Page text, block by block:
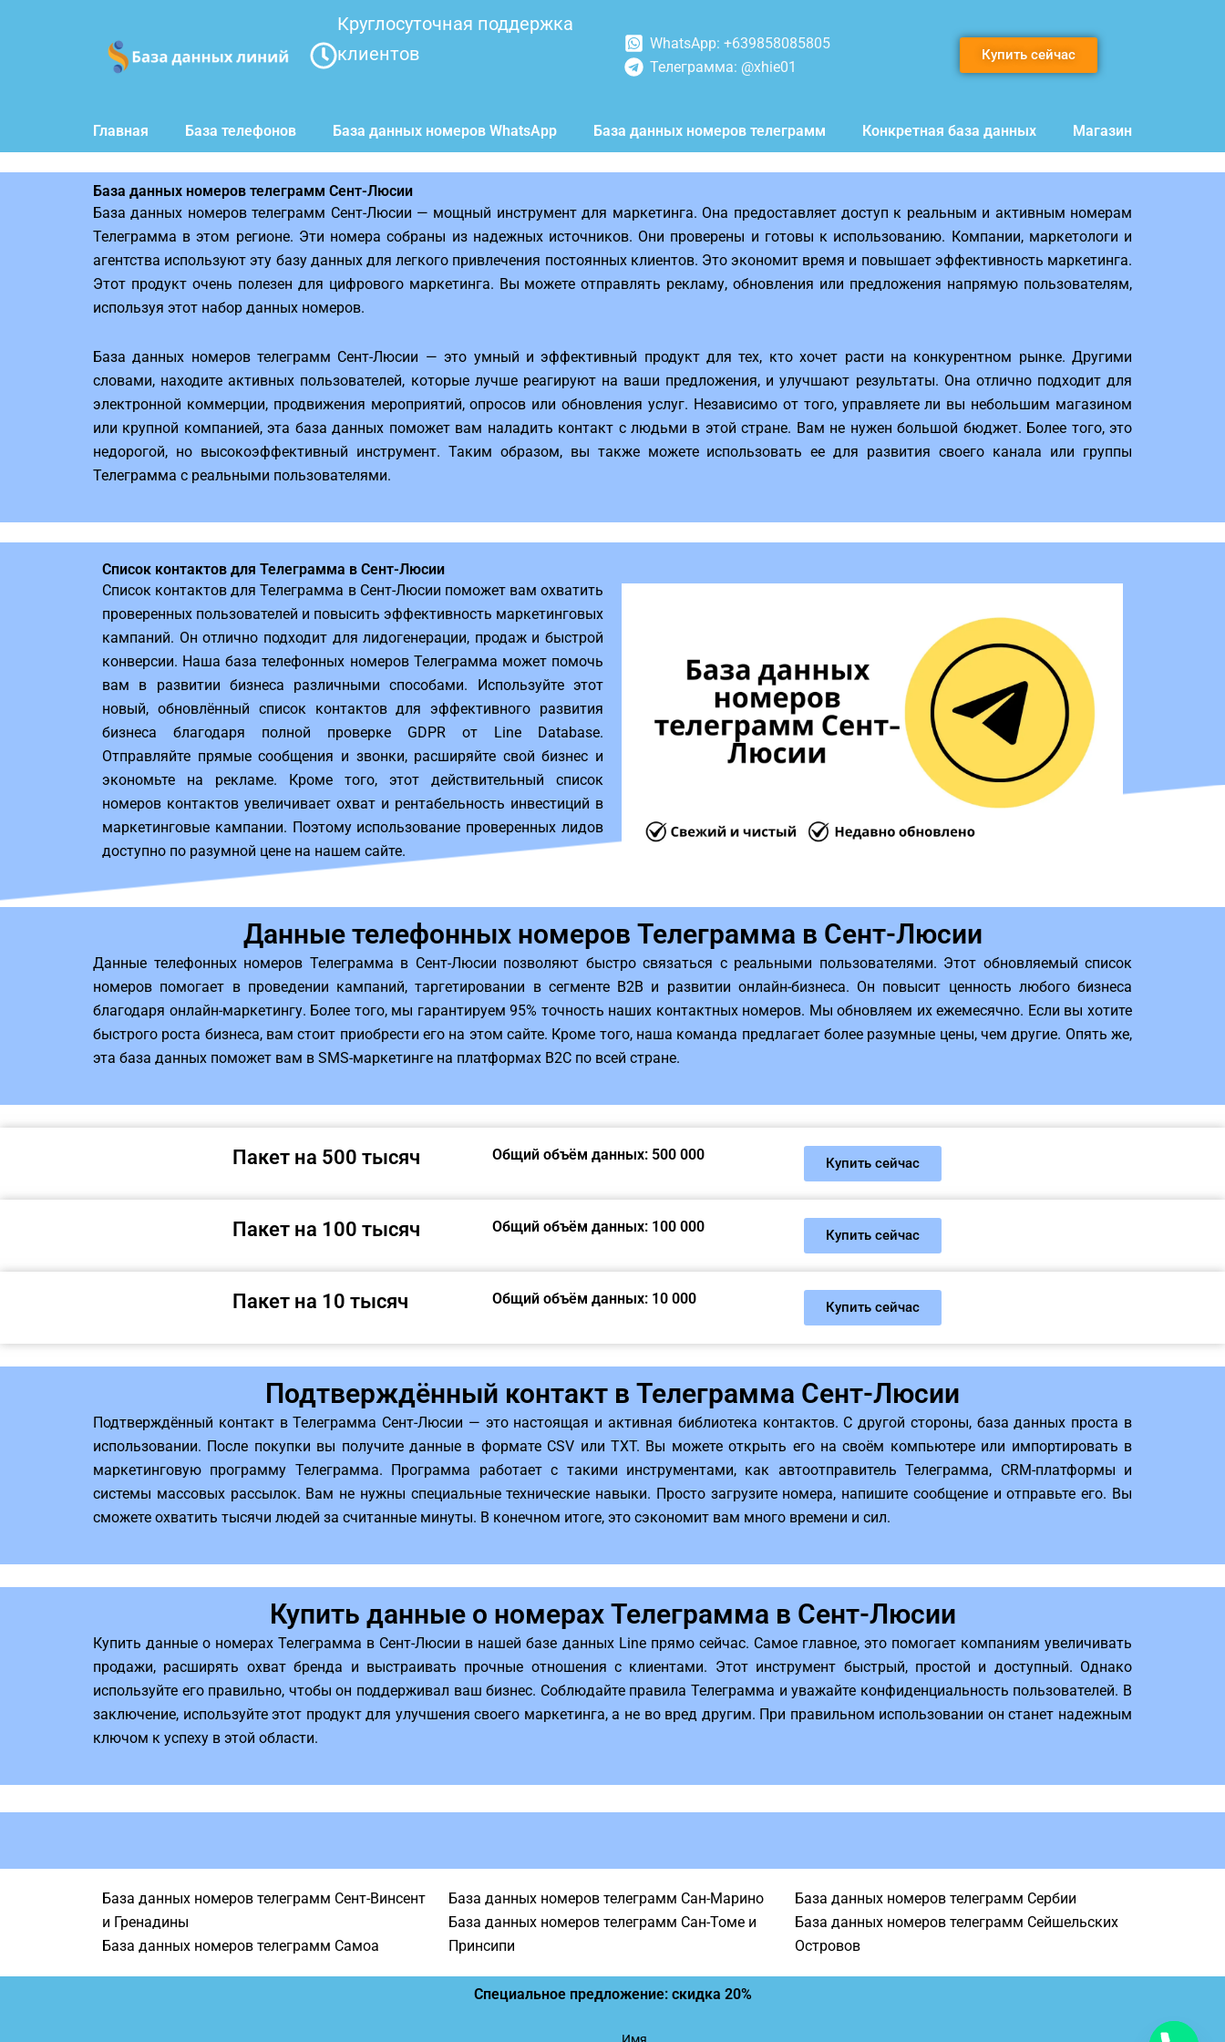
Круглосуточная поддержка
клиентов
WhatsApp: +639858085805
Телеграмма: @xhie01
Купить сейчас
Главная База телефонов База данных номеров WhatsApp База данных номеров телеграмм Конкретная база данных Магазин
База данных номеров телеграмм Сент-Люсии
База данных номеров телеграмм Сент-Люсии — мощный инструмент для маркетинга. Она предоставляет доступ к реальным и активным номерам
Телеграмма в этом регионе. Эти номера собраны из надежных источников. Они проверены и готовы к использованию. Компании, маркетологи и
агентства используют эту базу данных для легкого привлечения постоянных клиентов. Это экономит время и повышает эффективность маркетинга.
Этот продукт очень полезен для цифрового маркетинга. Вы можете отправлять рекламу, обновления или предложения напрямую пользователям,
используя этот набор данных номеров.
База данных номеров телеграмм Сент-Люсии — это умный и эффективный продукт для тех, кто хочет расти на конкурентном рынке. Другими
словами, находите активных пользователей, которые лучше реагируют на ваши предложения, и улучшают результаты. Она отлично подходит для
электронной коммерции, продвижения мероприятий, опросов или обновления услуг. Независимо от того, управляете ли вы небольшим магазином
или крупной компанией, эта база данных поможет вам наладить контакт с людьми в этой стране. Вам не нужен большой бюджет. Более того, это
недорогой, но высокоэффективный инструмент. Таким образом, вы также можете использовать ее для развития своего канала или группы
Телеграмма с реальными пользователями.
Список контактов для Телеграмма в Сент-Люсии
Список контактов для Телеграмма в Сент-Люсии поможет вам охватить
проверенных пользователей и повысить эффективность маркетинговых
кампаний. Он отлично подходит для лидогенерации, продаж и быстрой
конверсии. Наша база телефонных номеров Телеграмма может помочь
вам в развитии бизнеса различными способами. Используйте этот
новый, обновлённый список контактов для эффективного развития
бизнеса благодаря полной проверке GDPR от Line Database.
Отправляйте прямые сообщения и звонки, расширяйте свой бизнес и
экономьте на рекламе. Кроме того, этот действительный список
номеров контактов увеличивает охват и рентабельность инвестиций в
маркетинговые кампании. Поэтому использование проверенных лидов
доступно по разумной цене на нашем сайте.
Данные телефонных номеров Телеграмма в Сент-Люсии
Данные телефонных номеров Телеграмма в Сент-Люсии позволяют быстро связаться с реальными пользователями. Этот обновляемый список
номеров помогает в проведении кампаний, таргетировании в сегменте B2B и развитии онлайн-бизнеса. Он повысит ценность любого бизнеса
благодаря онлайн-маркетингу. Более того, мы гарантируем 95% точность наших контактных номеров. Мы обновляем их ежемесячно. Если вы хотите
быстрого роста бизнеса, вам стоит приобрести его на этом сайте. Кроме того, наша команда предлагает более разумные цены, чем другие. Опять же,
эта база данных поможет вам в SMS-маркетинге на платформах B2C по всей стране.
Пакет на 500 тысяч Общий объём данных: 500 000 Купить сейчас
Пакет на 100 тысяч Общий объём данных: 100 000 Купить сейчас
Пакет на 10 тысяч Общий объём данных: 10 000 Купить сейчас
Подтверждённый контакт в Телеграмма Сент-Люсии
Подтверждённый контакт в Телеграмма Сент-Люсии — это настоящая и активная библиотека контактов. С другой стороны, база данных проста в
использовании. После покупки вы получите данные в формате CSV или TXT. Вы можете открыть его на своём компьютере или импортировать в
маркетинговую программу Телеграмма. Программа работает с такими инструментами, как автоотправитель Телеграмма, CRM-платформы и
системы массовых рассылок. Вам не нужны специальные технические навыки. Просто загрузите номера, напишите сообщение и отправьте его. Вы
сможете охватить тысячи людей за считанные минуты. В конечном итоге, это сэкономит вам много времени и сил.
Купить данные о номерах Телеграмма в Сент-Люсии
Купить данные о номерах Телеграмма в Сент-Люсии в нашей базе данных Line прямо сейчас. Самое главное, это помогает компаниям увеличивать
продажи, расширять охват бренда и выстраивать прочные отношения с клиентами. Этот инструмент быстрый, простой и доступный. Однако
используйте его правильно, чтобы он поддерживал ваш бизнес. Соблюдайте правила Телеграмма и уважайте конфиденциальность пользователей. В
заключение, используйте этот продукт для улучшения своего маркетинга, а не во вред другим. При правильном использовании он станет надежным
ключом к успеху в этой области.
База данных номеров телеграмм Сент-Винсент
и Гренадины
База данных номеров телеграмм Самоа
База данных номеров телеграмм Сан-Марино
База данных номеров телеграмм Сан-Томе и
Принсипи
База данных номеров телеграмм Сербии
База данных номеров телеграмм Сейшельских
Островов
Специальное предложение: скидка 20%